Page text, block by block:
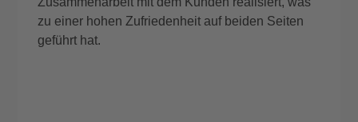
zu einer hohen Zufriedenheit auf beiden Seiten
geführt hat.